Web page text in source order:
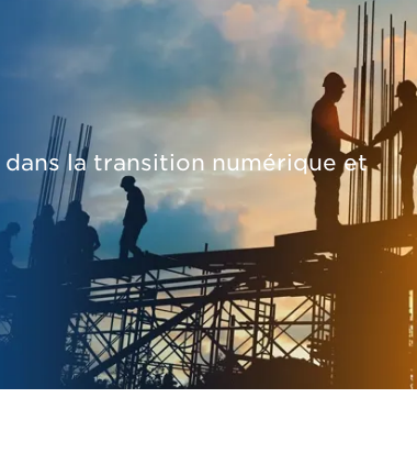
dans la transition numérique et